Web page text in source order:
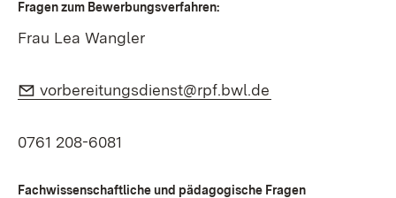
Fragen zum Bewerbungsverfahren:
Frau Lea Wangler
E-Mail:
vorbereitungsdienst@rpf.bwl.de
0761 208-6081
Fachwissenschaftliche und pädagogische Fragen